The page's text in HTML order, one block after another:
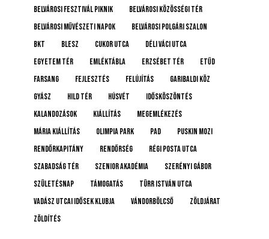
Belvárosi Fesztivál Piknik
Belvárosi Közösségi Tér
Belvárosi Művészeti Napok
Belvárosi Polgári Szalon
BKT
BLESZ Cukor utca
Déli Váci utca
Egyetem tér
emléktábla Erzsébet tér
etűd
farsang
fejlesztés felújítás
Garibaldi köz
gyász
Hild tér húsvét
idősköszöntés
Kalandozások
kiállítás
megemlékezés
Mária kiállítás
Olimpia Park pad
Puskin mozi
rendőrkapitány
rendőrség
Régi posta utca
Szabadság tér
Szenior Akadémia
Szerényi Gábor
születésnap
támogatás
Türr István utca
Vadász Utcai Idősek Klubja
Vándorbölcső
Zöldjárat
Zöldítés